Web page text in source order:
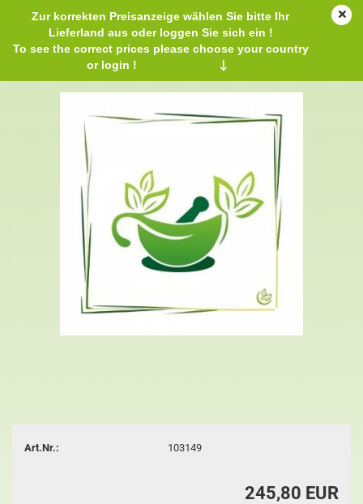
Zur korrekten Preisanzeige wählen Sie bitte Ihr
Lieferland aus oder loggen Sie sich ein !
To see the correct prices please choose your country
or login !
↓
Hyaluronsäure Oleo 450 g
Art.Nr.: 103149
245,80 EUR